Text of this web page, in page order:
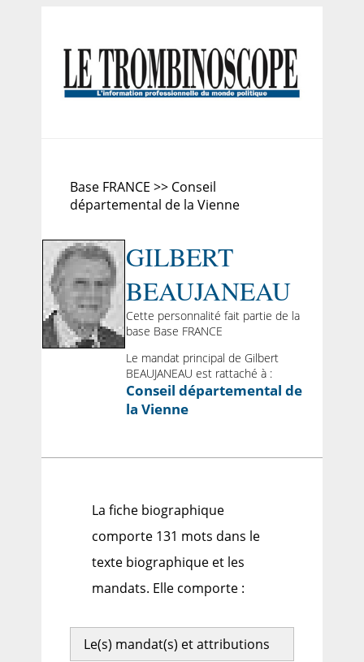
Base FRANCE >> Conseil
départemental de la Vienne
GILBERT
BEAUJANEAU
Cette personnalité fait partie de la
base Base FRANCE
Le mandat principal de Gilbert
BEAUJANEAU est rattaché à :
Conseil départemental de
la Vienne
La fiche biographique
comporte 131 mots dans le
texte biographique et les
mandats. Elle comporte :
Le(s) mandat(s) et attributions